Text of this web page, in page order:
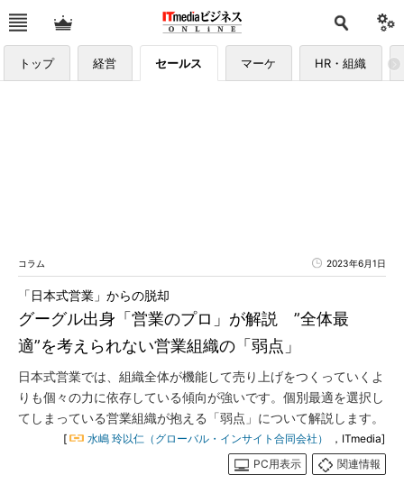
トップ 経営 セールス マーケ HR・組織
コラム 2023年6月1日
グーグル出身「営業のプロ」が解説 ”全体最
適”を考えられない営業組織の「弱点」
「日本式営業」からの脱却
日本式営業では、組織全体が機能して売り上げをつくっていくよ
りも個々の力に依存している傾向が強いです。個別最適を選択し
てしまっている営業組織が抱える「弱点」について解説します。
[ 水嶋 玲以仁（グローバル・インサイト合同会社）
，ITmedia]
PC用表示
関連情報